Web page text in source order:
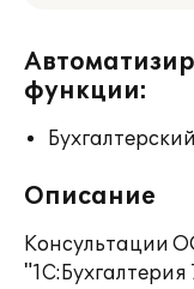
функции:
Описание
Консультации
"1С:Бухгалтерия